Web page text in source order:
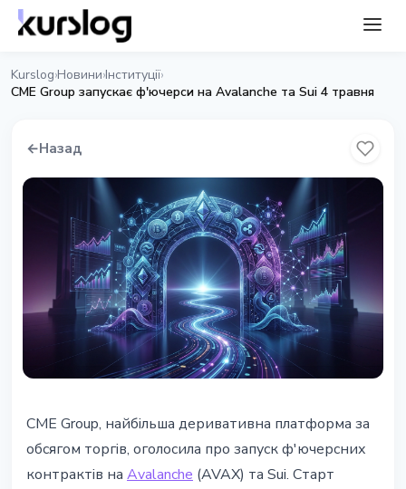
Kurslog›Новини›Інституції›
CME Group запускає ф'ючерси на Avalanche та Sui 4 травня
←Назад
CME Group запускає ф'ючерси на
Avalanche та Sui 4 травня
CME Group, найбільша деривативна платформа за
обсягом торгів, оголосила про запуск ф'ючерсних
контрактів на Avalanche (AVAX) та Sui. Старт